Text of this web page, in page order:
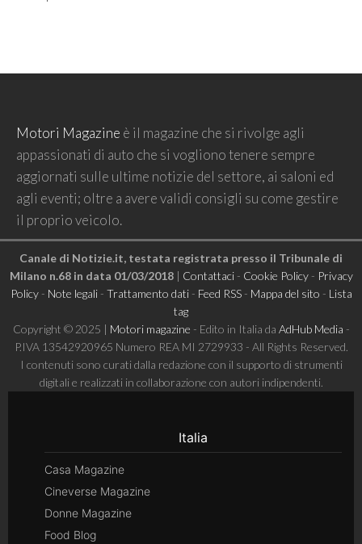
Motori Magazine è il magazine che si rivolge agli
appassionati di auto che si vogliono tenere sempre
aggiornati sulle ultime notizie del settore, ai saloni ed
agli eventi; oltre a avere validi consigli su come gestire
il proprio veicolo.
Canale di Notizie.it, testata registrata presso il Tribunale di
Milano n.68 in data 01/03/2018| Contattaci- Cookie Policy- Privacy
Policy- Note legali- Trattamento dati- Feed RSS- Mappa del sito - Lista
tag
Copyright © 2025 | Motori magazine - Edito in Italia da AdHub Media -
P.IVA 13542920965 Numero REA MI 2729933 - All Rights Reserved.
I contenuti sono curati dalla redazione con il supporto di strumenti
digitali e realizzati in collaborazione con autori indipendenti.
Italia
Casa Magazine
Cineverse Magazine
Donne Magazine
Food Blog